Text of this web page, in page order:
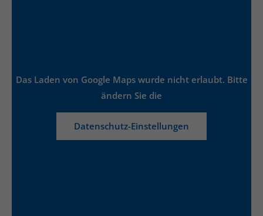
Das Laden von Google Maps wurde nicht erlaubt. Bitte
ändern Sie die
Datenschutz-Einstellungen